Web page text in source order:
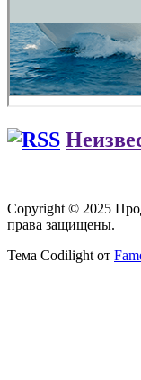
Copyright © 2025
права защищены.
Тема Codilight от